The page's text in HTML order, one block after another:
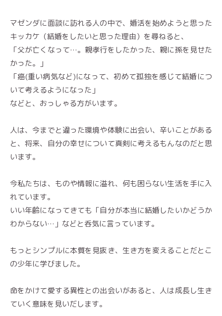
マゼンダに面談に訪れる人の中で、婚活を始めようと思った
キッカケ（結婚をしたいと思った理由）を尋ねると、
「父が亡くなって…。親孝行をしたかった、親に孫を見せた
かった。」
「癌(重い病気など)になって、初めて孤独を感じて結婚につ
いて考えるようになった」
などと、おっしゃる方がいます。
人は、今までと違った環境や体験に出会い、辛いことがある
と、将来、自分の幸せについて真剣に考えるもんなのだと思
います。
今私たちは、ものや情報に溢れ、何も困らない生活を手に入
れています。
いい年齢になってきても「自分が本当に結婚したいかどうか
わからない…」などと呑気に言っています。
もっとシンプルに本質を見抜き、生き方を変えることだとこ
の少年に学びました。
命をかけて愛する異性との出会いがあると、人は成長し生き
ていく意味を見いだします。